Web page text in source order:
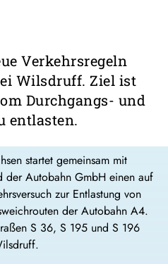
Verkehrsregeln
Wilsdruff. Ziel ist
Durchgangs- und
entlasten.
startet gemeinsam mit
der Autobahn GmbH einen auf
zur Entlastung von
der Autobahn A4.
S 36, S 195 und S 196